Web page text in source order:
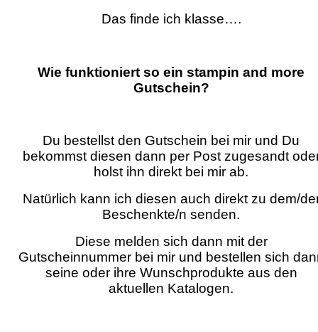
Das finde ich klasse….
Wie funktioniert so ein stampin and more
Gutschein?
Du bestellst den Gutschein bei mir und Du
bekommst diesen dann per Post zugesandt
holst ihn direkt bei mir ab.
Natürlich kann ich diesen auch direkt zu dem/
Beschenkte/n senden.
Diese melden sich dann mit der
Gutscheinnummer bei mir und bestellen sich
seine oder ihre Wunschprodukte aus den
aktuellen Katalogen.